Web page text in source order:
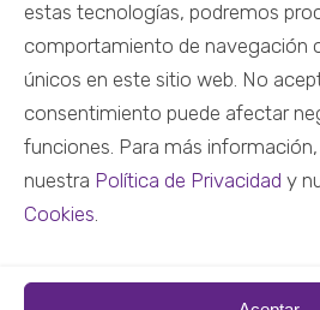
estas tecnologías, podremos
comportamiento de navegación
únicos en este sitio web. No
consentimiento puede afectar
funciones. Para más
nuestra Política de Privacidad y
Cookies.
Nuestras redes
CONTACTO
+34 684 45 12 27
info@colectivocala.org